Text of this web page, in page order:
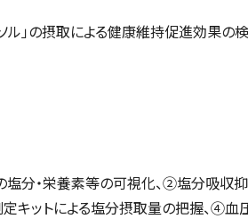
」の摂取による健康維持促進効果の
分・栄養素等の可視化、②塩分吸収
キットによる塩分摂取量の把握、④血